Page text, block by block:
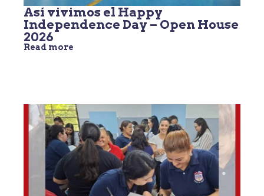
Así vivimos el Happy
Independence Day – Open House
2026
Read more